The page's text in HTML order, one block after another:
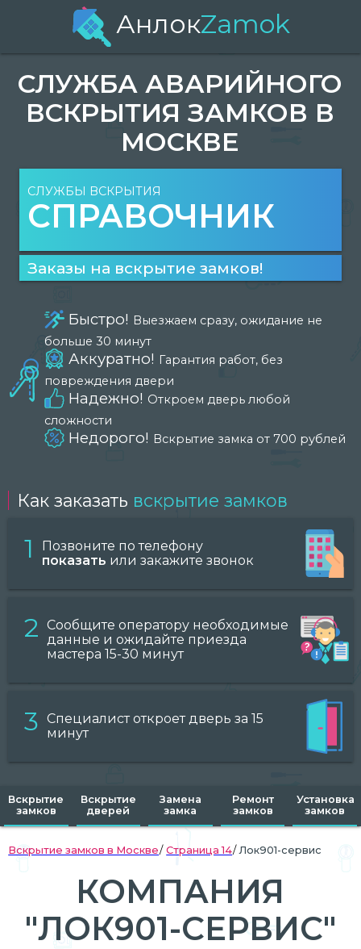
АнлокZamok
СЛУЖБА АВАРИЙНОГО
ВСКРЫТИЯ ЗАМКОВ В
МОСКВЕ
СЛУЖБЫ ВСКРЫТИЯ
СПРАВОЧНИК
Заказы на вскрытие замков!
Быстро! Выезжаем сразу, ожидание не
больше 30 минут
Аккуратно! Гарантия работ, без
повреждения двери
Надежно! Откроем дверь любой
сложности
Недорого! Вскрытие замка от 700 рублей
Как заказать вскрытие замков
1
Позвоните по телефону
показать или закажите звонок
2 Сообщите оператору необходимые
данные и ожидайте приезда
мастера 15-30 минут
3 Специалист откроет дверь за 15
минут
Вскрытие
замков
Вскрытие
дверей
Замена
замка
Ремонт
замков
Установка
замков
Вскрытие замков в Москве Страница 14 Лок901-сервис
КОМПАНИЯ
"ЛОК901-СЕРВИС"